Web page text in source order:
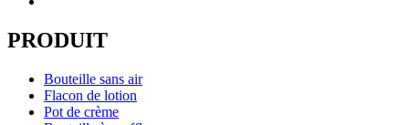
PRODUIT
Bouteille sans air
Flacon de lotion
Pot de crème